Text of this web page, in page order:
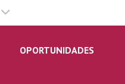
OPORTUNIDADES